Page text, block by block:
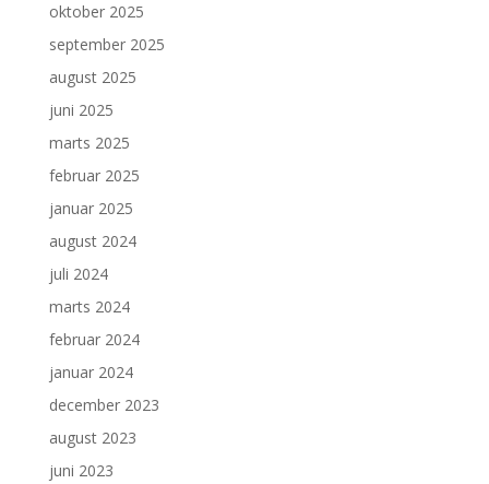
oktober 2025
september 2025
august 2025
juni 2025
marts 2025
februar 2025
januar 2025
august 2024
juli 2024
marts 2024
februar 2024
januar 2024
december 2023
august 2023
juni 2023